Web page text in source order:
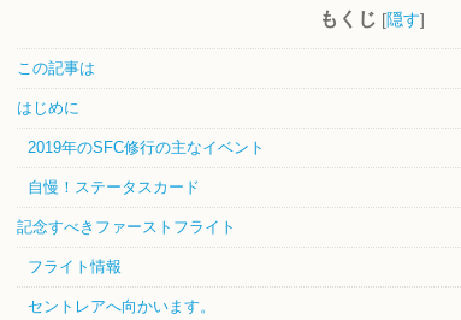
もくじ [隠す]
この記事は
はじめに
2019年のSFC修行の主なイベント
自慢！ステータスカード
記念すべきファーストフライト
フライト情報
セントレアへ向かいます。